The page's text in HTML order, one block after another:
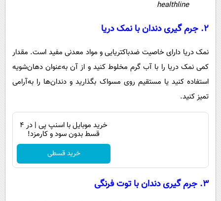
healthline
۲. جرم گیری دندان با نمک دریا
نمک دریا دارای خاصیت ضدباکتریایی و مواد معدنی مفید است. مقدار
کمی نمک دریا را با آب گرم مخلوط کنید و از آن به‌عنوان دهان‌شویه
استفاده کنید یا مستقیم روی مسواک بگذارید و دندان‌ها را به‌آرامی
تمیز کنید.
خرید موبایل با اسنپ پی | در ۴
قسط بدون سود و کارمزد!
خرید قسطی
۳. جرم گیری دندان با توت فرنگی